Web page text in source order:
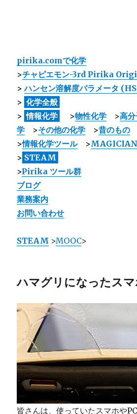
pirika.comで化学
>チャピエモン-3rd Pirika
>ハンセン溶解度パラメータ
> 化学全般
> 情報化学 >物性化学 >高
学 >その他の化学 >昔のもの
>情報化学ツール >MAGICIAN
> STEAM
>Pirika ツール群
ブログ
業務案内
お問い合わせ
STEAM >MOOC>
ハマグリになったス
皆さんは、使っていたスマホや